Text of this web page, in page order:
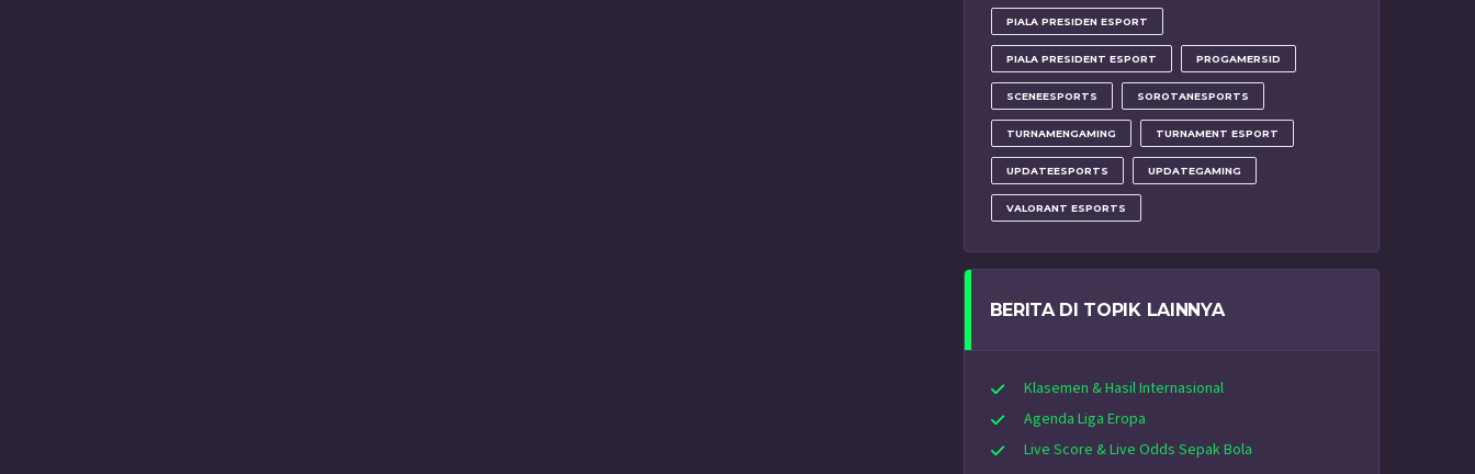
PIALA PRESIDEN ESPORT
PIALA PRESIDENT ESPORT PROGAMERSID
SCENEESPORTS SOROTANESPORTS
TURNAMENGAMING TURNAMENT ESPORT
UPDATEESPORTS UPDATEGAMING
VALORANT ESPORTS
BERITA DI TOPIK LAINNYA
Klasemen & Hasil Internasional
Agenda Liga Eropa
Live Score & Live Odds Sepak Bola